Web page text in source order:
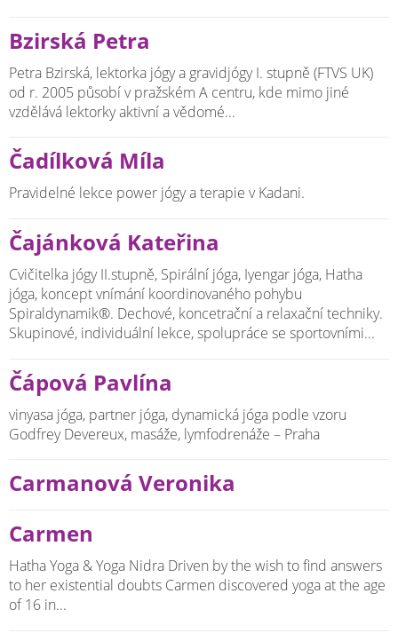
Bzirská Petra
Petra Bzirská, lektorka jógy a gravidjógy I. stupně (FTVS UK)
od r. 2005 působí v pražském A centru, kde mimo jiné
vzdělává lektorky aktivní a vědomé...
Čadílková Míla
Pravidelné lekce power jógy a terapie v Kadani.
Čajánková Kateřina
Cvičitelka jógy II.stupně, Spirální jóga, Iyengar jóga, Hatha
jóga, koncept vnímání koordinovaného pohybu
Spiraldynamik®. Dechové, koncetrační a relaxační techniky.
Skupinové, individuální lekce, spolupráce se sportovními...
Čápová Pavlína
vinyasa jóga, partner jóga, dynamická jóga podle vzoru
Godfrey Devereux, masáže, lymfodrenáže – Praha
Carmanová Veronika
Carmen
Hatha Yoga & Yoga Nidra Driven by the wish to find answers
to her existential doubts Carmen discovered yoga at the age
of 16 in...